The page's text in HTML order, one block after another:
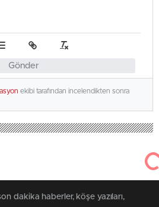
Gönder
ekibi tarafından incelendikten sonra
dakika haberler, köşe yazıları,